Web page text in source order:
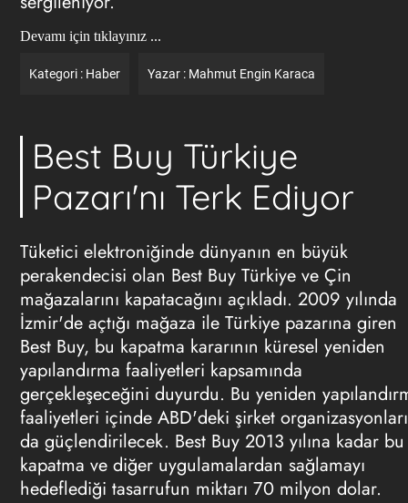
Devamı için tıklayınız ...
Kategori : Haber Yazar : Mahmut Engin Karaca
Best Buy Türkiye
Pazarı'nı Terk Ediyor
Tüketici elektroniğinde dünyanın en büyük
perakendecisi olan Best Buy Türkiye ve Çin
mağazalarını kapatacağını açıkladı. 2009 yılında
İzmir'de açtığı mağaza ile Türkiye pazarına giren
Best Buy, bu kapatma kararının küresel yeniden
yapılandırma faaliyetleri kapsamında
gerçekleşeceğini duyurdu. Bu yeniden
faaliyetleri içinde ABD'deki şirket organizasyonları
da güçlendirilecek. Best Buy 2013 yılına kadar bu
kapatma ve diğer uygulamalardan sağlamayı
hedeflediği tasarrufun miktarı 70 milyon dolar.